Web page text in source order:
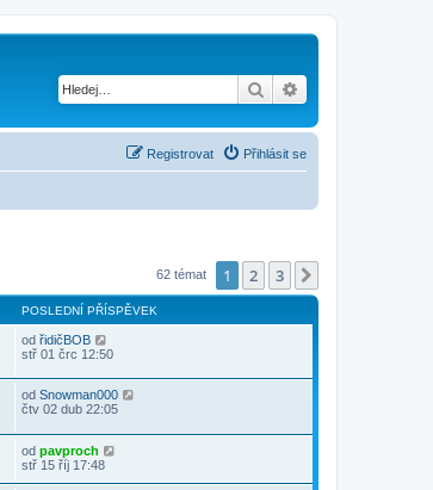
Hledat
Přihlásit se
Registrovat
62 témat 1 2 3
POSLEDNÍ PŘÍSPĚVEK
od řidičBOB
stř 01 črc 12:50
od Snowman000
čtv 02 dub 22:05
od pavproch
stř 15 říj 17:48